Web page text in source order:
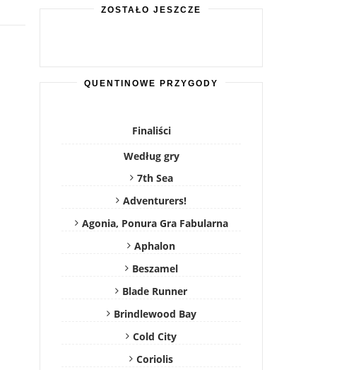
ZOSTAŁO JESZCZE
QUENTINOWE PRZYGODY
Finaliści
Według gry
7th Sea
Adventurers!
Agonia, Ponura Gra Fabularna
Aphalon
Beszamel
Blade Runner
Brindlewood Bay
Cold City
Coriolis